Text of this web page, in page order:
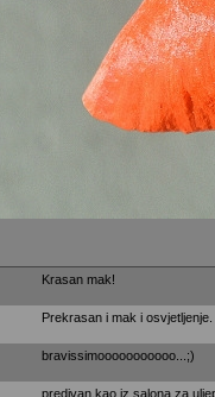
Krasan mak!
Prekrasan i mak i osvjetljenje.
bravissimooooooooooo...;)
predivan,kao iz salona za